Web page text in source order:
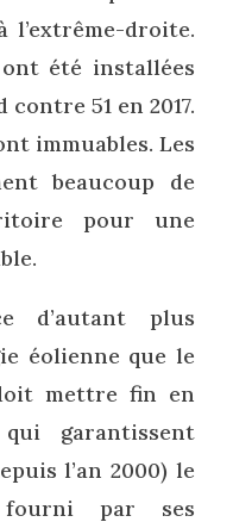
l’extrême-droite.
été installées
51 en 2017.
immuables. Les
beaucoup de
pour une
d’autant plus
éolienne que le
mettre fin en
garantissent
l’an 2000) le
par ses